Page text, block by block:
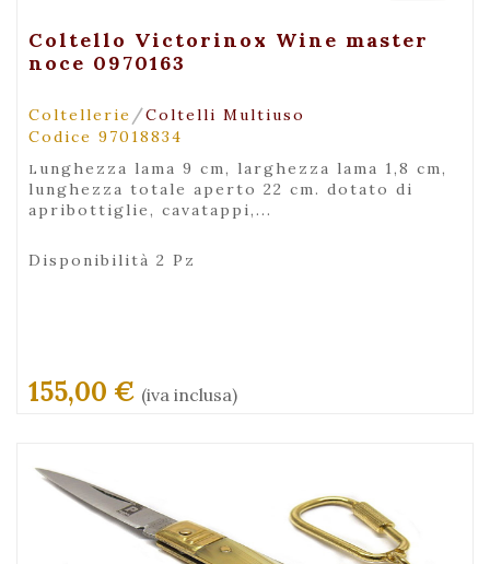
+ Visualizza
Coltello Victorinox Wine master
noce 0970163
Coltellerie /Coltelli Multiuso
Codice 97018834
lunghezza lama 9 cm, larghezza lama 1,8 cm,
lunghezza totale aperto 22 cm. dotato di
apribottiglie, cavatappi,...
Disponibilità 2 Pz
155,00 € (iva inclusa)